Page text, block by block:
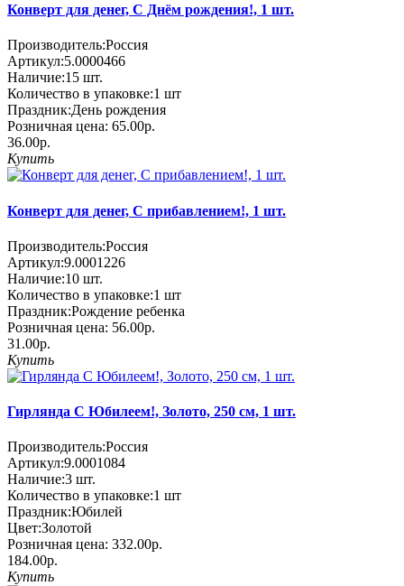
Конверт для денег, C Днём рождения!, 1 шт.
Производитель:Россия
Артикул:5.0000466
Наличие:15 шт.
Количество в упаковке:1 шт
Праздник:День рождения
Розничная цена: 65.00р.
36.00р.
Купить
Конверт для денег, С прибавлением!, 1 шт.
Производитель:Россия
Артикул:9.0001226
Наличие:10 шт.
Количество в упаковке:1 шт
Праздник:Рождение ребенка
Розничная цена: 56.00р.
31.00р.
Купить
Гирлянда С Юбилеем!, Золото, 250 см, 1 шт.
Производитель:Россия
Артикул:9.0001084
Наличие:3 шт.
Количество в упаковке:1 шт
Праздник:Юбилей
Цвет:Золотой
Розничная цена: 332.00р.
184.00р.
Купить